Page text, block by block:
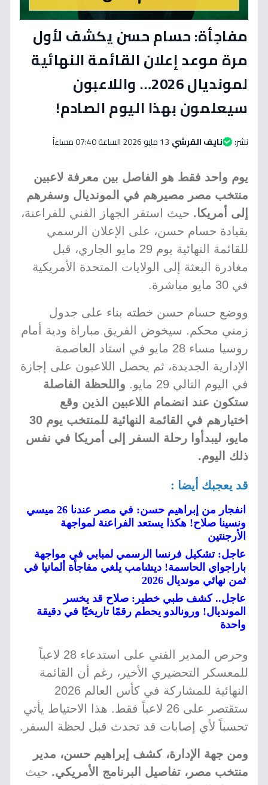
مفاجأة: حسام حسن يكشف لأول
مرة موعد إعلان القائمة النهائية
لمونديال 2026… واللاعبون
سيعلمون بهذا اليوم الصادم!
نشر: نايف القرشي 13 مايو 2026 الساعة 07:40 مساءاً
يوم واحد فقط هو الفاصل بين معرفة لاعبين
منتخب مصر مصيرهم في المونديال وسفرهم
إلى أمريكا. حيث استقر الجهاز الفني للفراعنة،
بقيادة حسام حسن، على الإعلان الرسمي
للقائمة النهائية يوم 29 مايو الجاري، قبل
مغادرة البعثة إلى الولايات المتحدة الأمريكية
في 30 مايو مباشرة.
ووضع حسام حسن خطته بناء على جدول
زمني محكم. سيخوض الفريق مباراة ودية أمام
روسيا مساء 28 مايو في استاد العاصمة
الإدارية الجديدة، ثم يحصل اللاعبون على إجازة
في اليوم التالي 29 مايو.
واللحظة الفاصلة
ستكون عند انضمام اللاعبين الذين وقع
اختيارهم في القائمة النهائية للمنتخب يوم 30
مايو، ليبدأوا رحلة السفر إلى أمريكا في نفس
ذلك اليوم.
قد يعجبك أيضا :
انفجار من إبراهيم حسن: في مصر عندنا 26 ميسي
ونسينا صلاح! هكذا يستعد الفراعنة لمواجهة
الأرجنتين
عاجل: تشكيل فرنسا الرسمي لمبابي في مواجهة
باراجواي الحاسمة! ديشامب يلغي مفاجأة ألمانيا في
ثمن نهائي مونديال 2026
عاجل.. كشف طبي خطير: صلاح قد يخسر
المونديال! ورونالدو يحطم رقمًا تاريخيًا في دقيقة
واحدة
وحرص المدير الفني على استدعاء 28 لاعباً
للمعسكر التحضيري الأخير، رغم أن القائمة
النهائية للمشاركة في كأس العالم 2026
ستقتصر على 26 لاعباً فقط. هذا الاحتياط يأتي
تحسباً لأي إصابات قد تحدث قبل لحظة السفر.
ومن جهة الإدارة، كشف إبراهيم حسن، مدير
منتخب مصر، تفاصيل البرنامج الأمريكي. حيث